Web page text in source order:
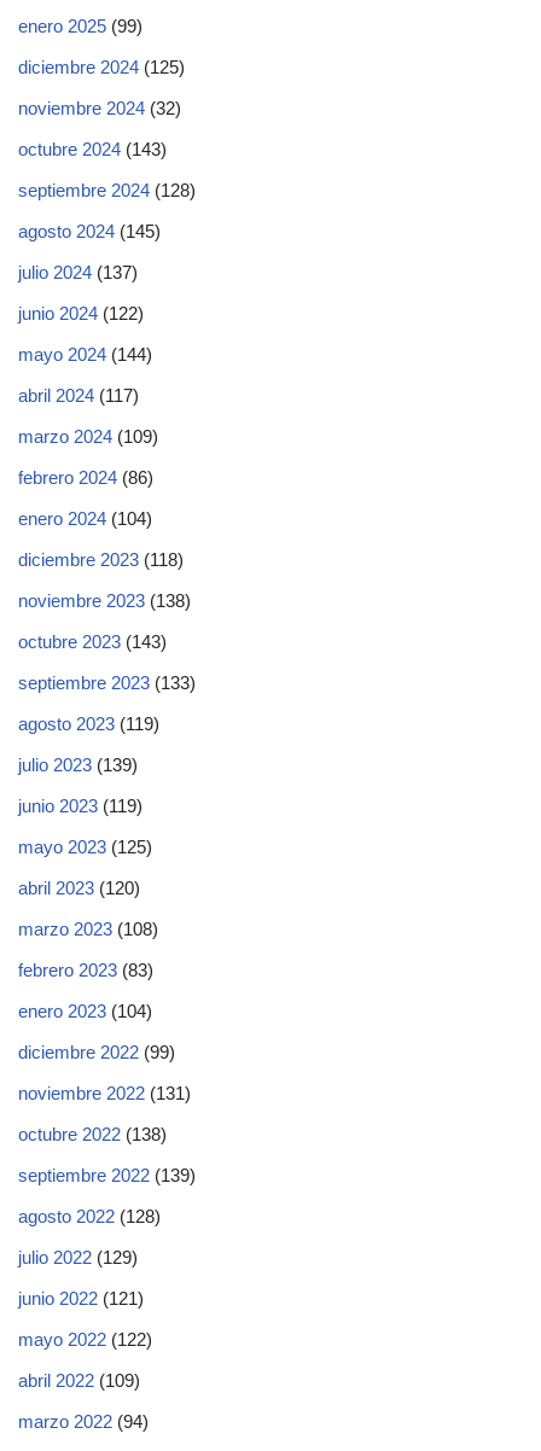
enero 2025 (99)
diciembre 2024 (125)
noviembre 2024 (32)
octubre 2024 (143)
septiembre 2024 (128)
agosto 2024 (145)
julio 2024 (137)
junio 2024 (122)
mayo 2024 (144)
abril 2024 (117)
marzo 2024 (109)
febrero 2024 (86)
enero 2024 (104)
diciembre 2023 (118)
noviembre 2023 (138)
octubre 2023 (143)
septiembre 2023 (133)
agosto 2023 (119)
julio 2023 (139)
junio 2023 (119)
mayo 2023 (125)
abril 2023 (120)
marzo 2023 (108)
febrero 2023 (83)
enero 2023 (104)
diciembre 2022 (99)
noviembre 2022 (131)
octubre 2022 (138)
septiembre 2022 (139)
agosto 2022 (128)
julio 2022 (129)
junio 2022 (121)
mayo 2022 (122)
abril 2022 (109)
marzo 2022 (94)